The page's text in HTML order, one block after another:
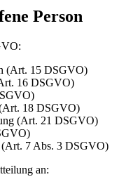
Person
(Art. 15 DSGVO)
16 DSGVO)
18 DSGVO)
(Art. 21 DSGVO)
7 Abs. 3 DSGVO)
an: